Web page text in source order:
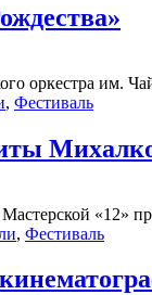
оркестра им.
, Фестиваль
«12»
, Фестиваль